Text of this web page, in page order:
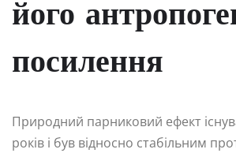
його
посилення
Природний парниковий ефект
років і був відносно стабільним